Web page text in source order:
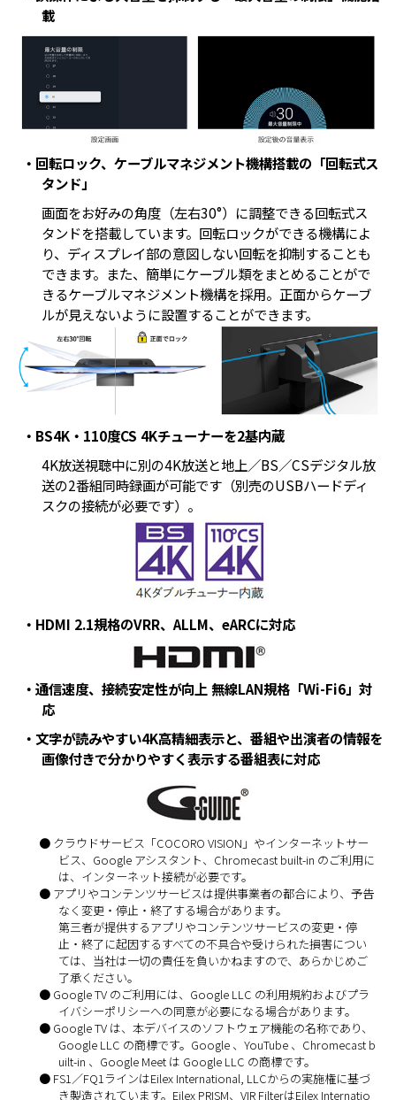
載
・回転ロック、ケーブルマネジメント機構搭載の「回転式ス
タンド」
画面をお好みの角度（左右30°）に調整できる回転式ス
タンドを搭載しています。回転ロックができる機構によ
り、ディスプレイ部の意図しない回転を抑制することも
できます。また、簡単にケーブル類をまとめることがで
きるケーブルマネジメント機構を採用。正面からケーブ
ルが見えないように設置することができます。
・BS4K・110度CS 4Kチューナーを2基内蔵
4K放送視聴中に別の4K放送と地上／BS／CSデジタル放
送の2番組同時録画が可能です（別売のUSBハードディ
スクの接続が必要です）。
・HDMI 2.1規格のVRR、ALLM、eARCに対応
・通信速度、接続安定性が向上 無線LAN規格「Wi-Fi6」対
応
・文字が読みやすい4K高精細表示と、番組や出演者の情報を
画像付きで分かりやすく表示する番組表に対応
● クラウドサービス「COCORO VISION」やインターネットサー
ビス、Google アシスタント、Chromecast built-in のご利用に
は、インターネット接続が必要です。
● アプリやコンテンツサービスは提供事業者の都合により、予告
なく変更・停止・終了する場合があります。
第三者が提供するアプリやコンテンツサービスの変更・停
止・終了に起因するすべての不具合や受けられた損害につい
ては、当社は一切の責任を負いかねますので、あらかじめご
了承ください。
● Google TV のご利用には、Google LLC の利用規約およびプラ
イバシーポリシーへの同意が必要になる場合があります。
● Google TV は、本デバイスのソフトウェア機能の名称であり、
Google LLC の商標です。Google 、YouTube 、Chromecast b
uilt-in 、Google Meet は Google LLC の商標です。
● FS1／FQ1ラインはEilex International, LLCからの実施権に基づ
き製造されています。Eilex PRISM、VIR FilterはEilex Internatio